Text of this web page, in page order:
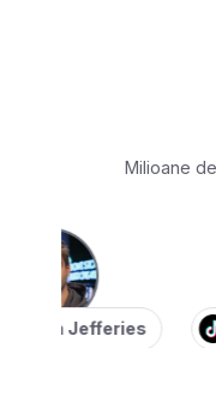
Milioane
Jefferies